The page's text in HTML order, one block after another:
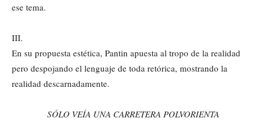
ese tema.
III.
En su propuesta estética, Pantin apuesta al tropo de la realidad
pero despojando el lenguaje de toda retórica, mostrando la
realidad descarnadamente.
SÓLO VEÍA UNA CARRETERA POLVORIENTA